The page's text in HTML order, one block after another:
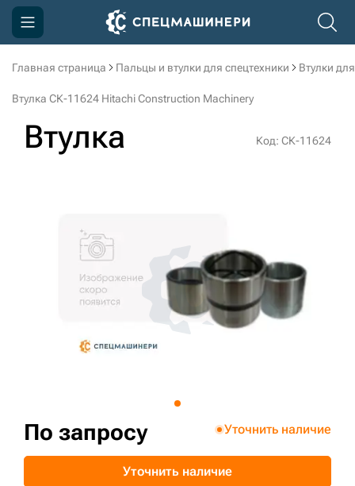
Главная страница Пальцы и втулки для спецтехники Втулки
Втулка СК-11624 Hitachi Construction Machinery
Втулка Код: СК-11624
По запросу Уточнить наличие
Уточнить наличие
Компания
Доставка и оплата
3D тур по производству
3D тур по складам
sksale@skdst.ru